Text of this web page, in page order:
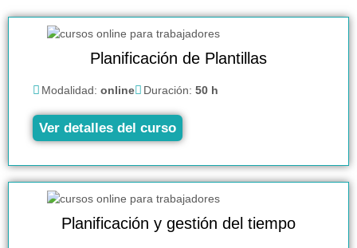
Planificación de Plantillas
Modalidad: online Duración: 50 h
Ver detalles del curso
Planificación y gestión del tiempo